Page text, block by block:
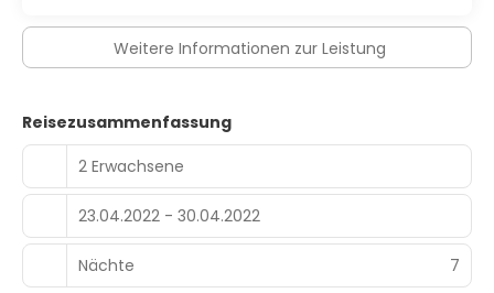
Weitere Informationen zur Leistung
Reisezusammenfassung
2 Erwachsene
23.04.2022 - 30.04.2022
Nächte 7